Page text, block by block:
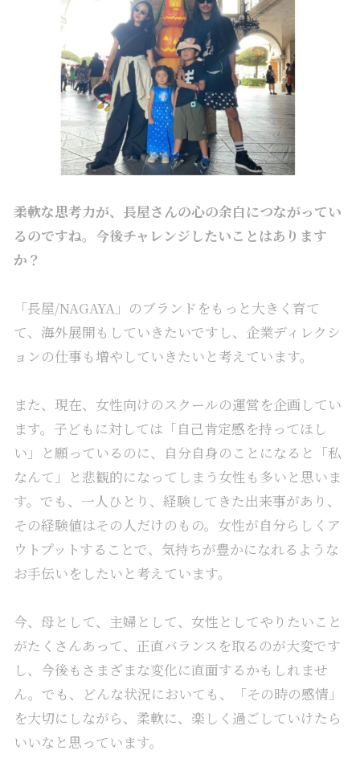
――柔軟な思考力が、長屋さんの心の余白につながってい
るのですね。今後チャレンジしたいことはあります
か？
「長屋/NAGAYA」のブランドをもっと大きく育て
て、海外展開もしていきたいですし、企業ディレクシ
ョンの仕事も増やしていきたいと考えています。
また、現在、女性向けのスクールの運営を企画してい
ます。子どもに対しては「自己肯定感を持ってほし
い」と願っているのに、自分自身のことになると「私
なんて」と悲観的になってしまう女性も多いと思いま
す。でも、一人ひとり、経験してきた出来事があり、
その経験値はその人だけのもの。女性が自分らしくア
ウトプットすることで、気持ちが豊かになれるような
お手伝いをしたいと考えています。
今、母として、主婦として、女性としてやりたいこと
がたくさんあって、正直バランスを取るのが大変です
し、今後もさまざまな変化に直面するかもしれませ
ん。でも、どんな状況においても、「その時の感情」
を大切にしながら、柔軟に、楽しく過ごしていけたら
いいなと思っています。